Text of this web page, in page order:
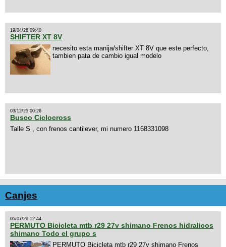
19/04/26 09:40
SHIFTER XT 8V
necesito esta manija/shifter XT 8V que este perfecto,
tambien pata de cambio igual modelo
03/12/25 00:26
Busco Ciclocross
Talle S , con frenos cantilever, mi numero 1168331098
Canjes
05/07/26 12:44
PERMUTO Bicicleta mtb r29 27v shimano Frenos hidralicos
shimano Todo el grupo s
PERMUTO Bicicleta mtb r29 27v shimano Frenos